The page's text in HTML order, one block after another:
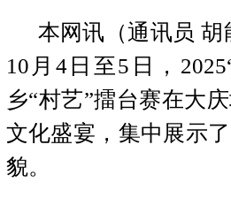
本网讯（通讯员
10月4日至5日，
乡“村艺”擂台赛在大
文化盛宴，集中展示
貌。